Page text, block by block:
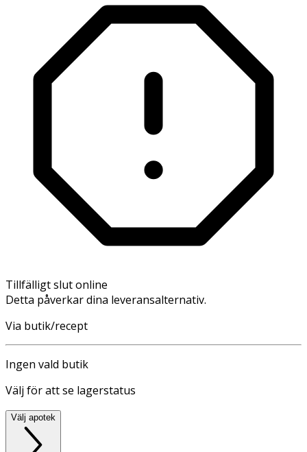
Tillfälligt slut online
Detta påverkar dina leveransalternativ.
Via butik/recept
Ingen vald butik
Välj för att se lagerstatus
Välj apotek